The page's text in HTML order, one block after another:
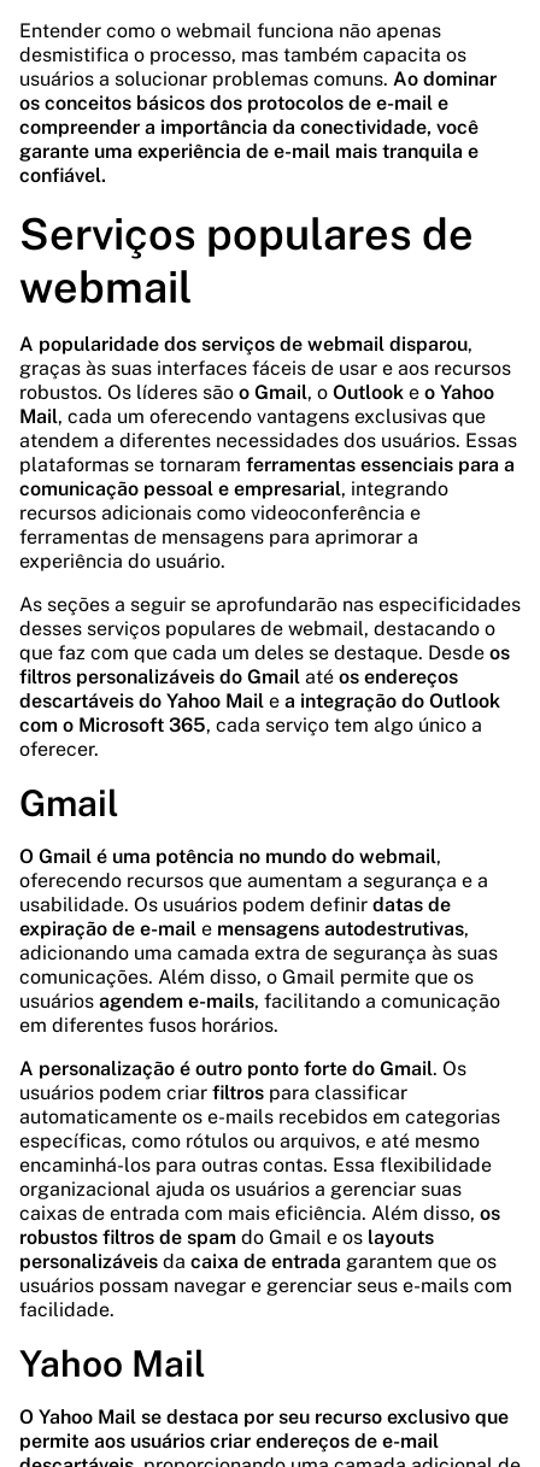
Entender como o webmail funciona não apenas
desmistifica o processo, mas também capacita os
usuários a solucionar problemas comuns. Ao dominar
os conceitos básicos dos protocolos de e-mail e
compreender a importância da conectividade, você
garante uma experiência de e-mail mais tranquila e
confiável.
Serviços populares de
webmail
A popularidade dos serviços de webmail disparou,
graças às suas interfaces fáceis de usar e aos recursos
robustos. Os líderes são o Gmail, o Outlook e o Yahoo
Mail, cada um oferecendo vantagens exclusivas que
atendem a diferentes necessidades dos usuários. Essas
plataformas se tornaram ferramentas essenciais para a
comunicação pessoal e empresarial, integrando
recursos adicionais como videoconferência e
ferramentas de mensagens para aprimorar a
experiência do usuário.
As seções a seguir se aprofundarão nas especificidades
desses serviços populares de webmail, destacando o
que faz com que cada um deles se destaque. Desde os
filtros personalizáveis do Gmail até os endereços
descartáveis do Yahoo Mail e a integração do Outlook
com o Microsoft 365, cada serviço tem algo único a
oferecer.
Gmail
O Gmail é uma potência no mundo do webmail,
oferecendo recursos que aumentam a segurança e a
usabilidade. Os usuários podem definir datas de
expiração de e-mail e mensagens autodestrutivas,
adicionando uma camada extra de segurança às suas
comunicações. Além disso, o Gmail permite que os
usuários agendem e-mails, facilitando a comunicação
em diferentes fusos horários.
A personalização é outro ponto forte do Gmail. Os
usuários podem criar filtros para classificar
automaticamente os e-mails recebidos em categorias
específicas, como rótulos ou arquivos, e até mesmo
encaminhá-los para outras contas. Essa flexibilidade
organizacional ajuda os usuários a gerenciar suas
caixas de entrada com mais eficiência. Além disso, os
robustos filtros de spam do Gmail e os layouts
personalizáveis da caixa de entrada garantem que os
usuários possam navegar e gerenciar seus e-mails com
facilidade.
Yahoo Mail
O Yahoo Mail se destaca por seu recurso exclusivo que
permite aos usuários criar endereços de e-mail